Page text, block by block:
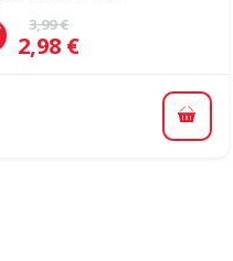
Oriģinālā cena
3,99 €
Cena
2,98 €